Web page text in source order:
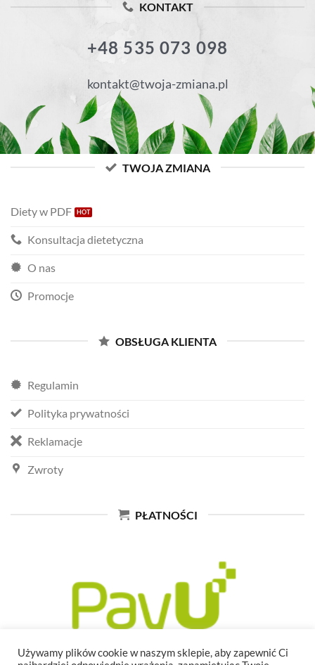
KONTAKT
+48 535 073 098
kontakt@twoja-zmiana.pl
TWOJA ZMIANA
Diety w PDF
Konsultacja dietetyczna
O nas
Promocje
OBSŁUGA KLIENTA
Regulamin
Polityka prywatności
Reklamacje
Zwroty
PŁATNOŚCI
Używamy plików cookie w naszym sklepie, aby zapewnić Ci